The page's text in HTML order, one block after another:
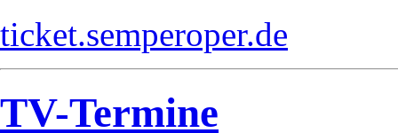
ticket.semperoper.de
TV-Termine